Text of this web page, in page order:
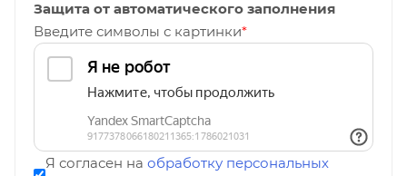
Защита от автоматического заполнения
Введите символы с картинки*
Я согласен на обработку персональных